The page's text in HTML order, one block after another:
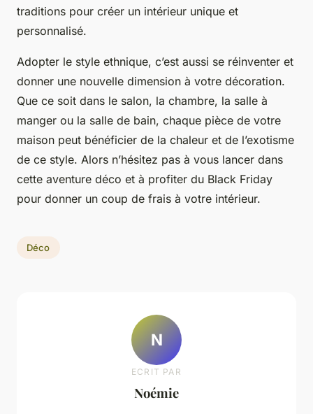
traditions pour créer un intérieur unique et
personnalisé.
Adopter le style ethnique, c’est aussi se réinventer et
donner une nouvelle dimension à votre décoration.
Que ce soit dans le salon, la chambre, la salle à
manger ou la salle de bain, chaque pièce de votre
maison peut bénéficier de la chaleur et de l’exotisme
de ce style. Alors n’hésitez pas à vous lancer dans
cette aventure déco et à profiter du Black Friday
pour donner un coup de frais à votre intérieur.
Déco
N
ECRIT PAR
Noémie